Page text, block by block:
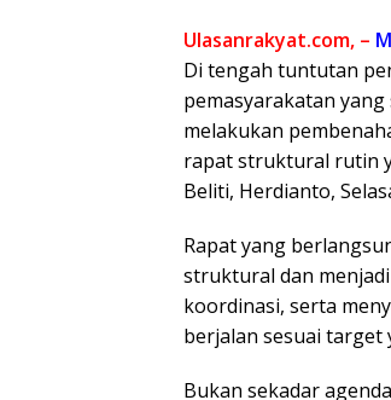
Ulasanrakyat.com, –
Di tengah tuntutan
pemasyarakatan
melakukan
rapat struktural rutin
Beliti, Herdianto,
Rapat yang
struktural dan
koordinasi, serta
berjalan sesuai target
Bukan sekadar